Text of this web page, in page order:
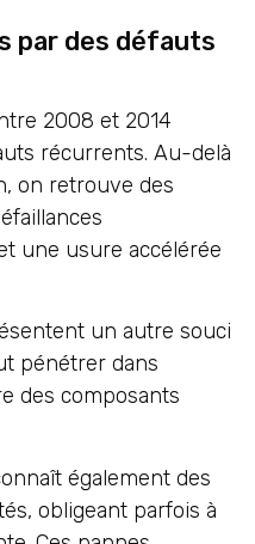
par des défauts
2008 et 2014
récurrents. Au-delà
on retrouve des
une usure accélérée
un autre souci
pénétrer dans
des composants
également des
obligeant parfois à